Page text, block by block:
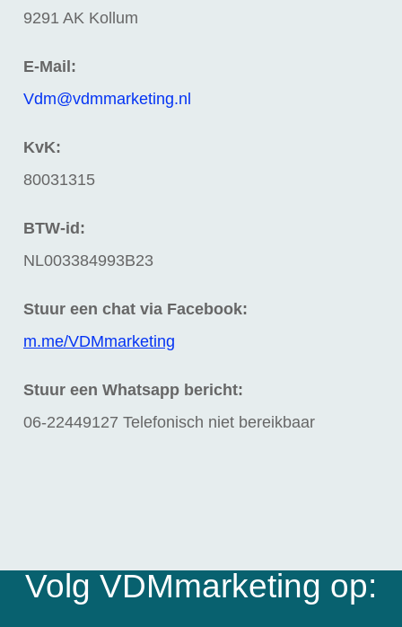
9291 AK Kollum
E-Mail:
Vdm@vdmmarketing.nl
KvK:
80031315
BTW-id:
NL003384993B23
Stuur een chat via Facebook:
m.me/VDMmarketing
Stuur een Whatsapp bericht:
06-22449127 Telefonisch niet bereikbaar
Volg VDMmarketing op: